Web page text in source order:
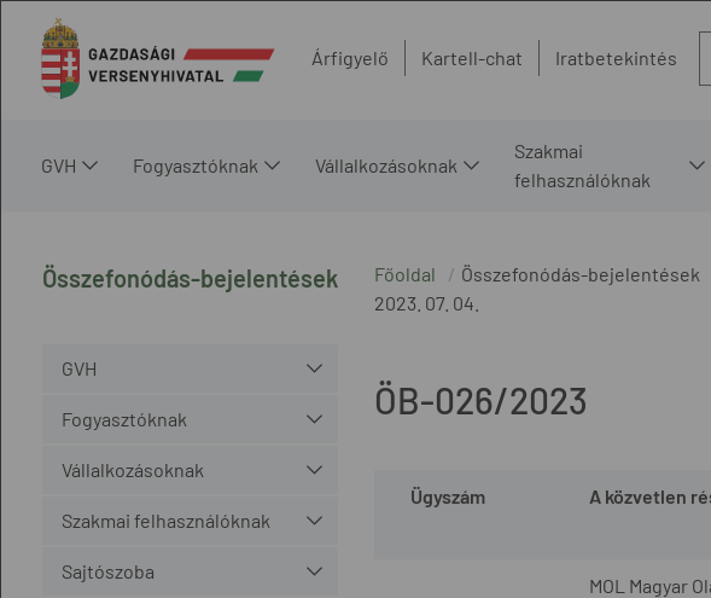
Árfigyelő Kartell-chat Iratbetekintés
GVH Fogyasztóknak Vállalkozásoknak
Szakmai
felhasználóknak
Összefonódás-bejelentések
GVH
Fogyasztóknak
Vállalkozásoknak
Szakmai felhasználóknak
Sajtószoba
Főoldal
Összefonódás-bejelentések
2023. 07. 04.
ÖB-026/2023
Ügyszám A közvetlen
MOL Magyar